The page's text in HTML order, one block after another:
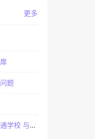
更多
题
社会“融合”